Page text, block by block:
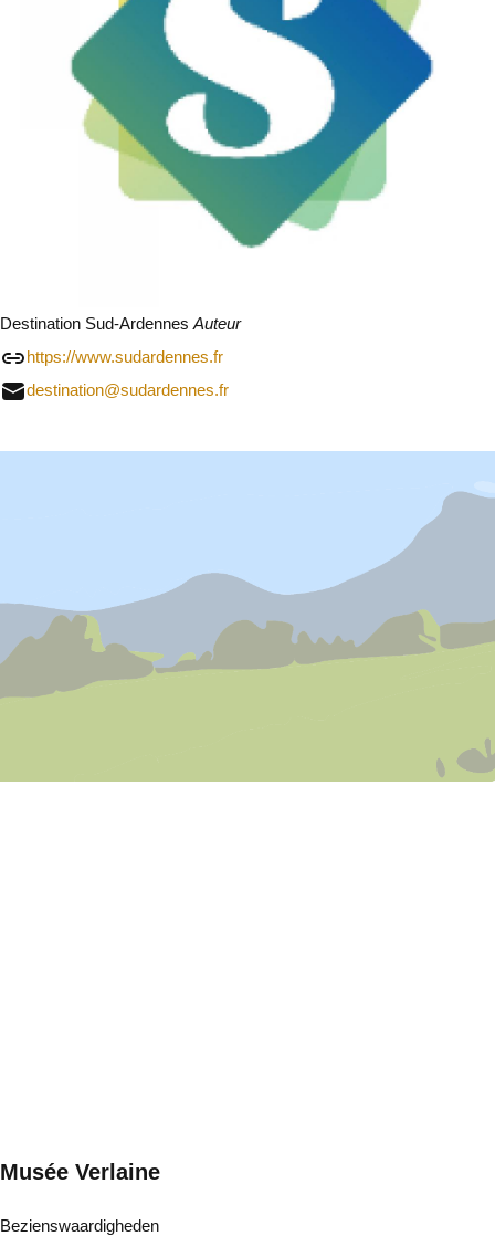
Destination Sud-Ardennes Auteur
https://www.sudardennes.fr
destination@sudardennes.fr
Musée Verlaine
Bezienswaardigheden